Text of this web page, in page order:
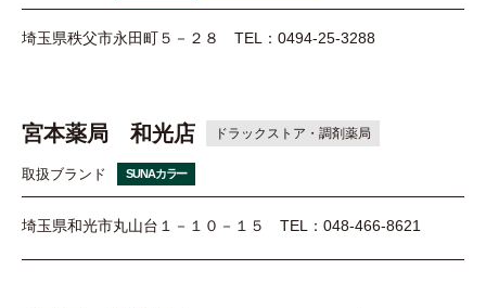
埼玉県秩父市永田町５－２８ TEL：0494-25-3288
宮本薬局 和光店 ドラックストア・調剤薬局
取扱ブランド SUNAカラー
埼玉県和光市丸山台１－１０－１５ TEL：048-466-8621